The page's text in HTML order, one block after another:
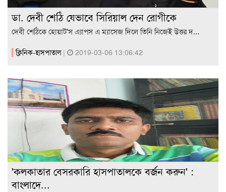
ডা. দেবী শেঠি যেভাবে সিরিয়াল দেন রোগীকে
দেবী শেঠিকে হোয়াট'স এ্যাপস এ ম্যাসেজ দিলে তিনি নিজেই উত্তর দ...
ক্লিনিক-হাসপাতাল | 2019-03-06 13:06:42
'কলকাতার বেসরকারি হাসপাতালকে বর্জন করুন' :
বাংলাদে...